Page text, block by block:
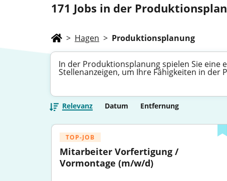
171 Jobs in der
> Hagen > Produktionsplanung
In der Produktionsplanung spielen Sie eine
Stellenanzeigen, um Ihre Fähigkeiten in
Relevanz Datum Entfernung
TOP-JOB
Mitarbeiter Vorfertigung /
Vormontage (m/w/d)